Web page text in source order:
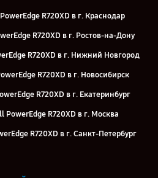
R720XD в г. Краснодар
R720XD в г. Ростов-на-Дону
R720XD в г. Нижний Новгород
R720XD в г. Новосибирск
R720XD в г. Екатеринбург
PowerEdge R720XD в г. Москва
R720XD в г. Санкт-Петербург